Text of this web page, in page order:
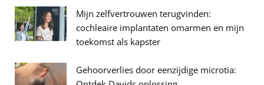
Mijn zelfvertrouwen terugvinden:
cochleaire implantaten omarmen en mijn
toekomst als kapster
Gehoorverlies door eenzijdige microtia: